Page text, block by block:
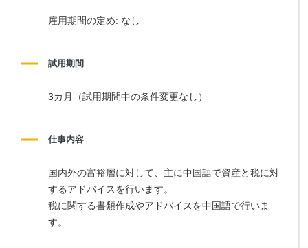
雇用期間の定め: なし
試用期間
3カ月（試用期間中の条件変更なし）
仕事内容
国内外の富裕層に対して、主に中国語で資産と税に対
するアドバイスを行います。
税に関する書類作成やアドバイスを中国語で行いま
す。